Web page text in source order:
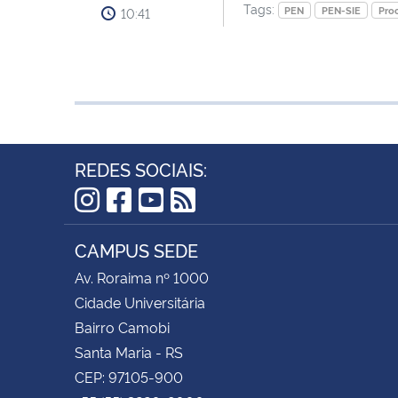
10:41
Tags:
PEN PEN-SIE
REDES SOCIAIS:
Instagram
Facebook
YouTube
RSS
CAMPUS SEDE
Av. Roraima nº 1000
Cidade Universitária
Bairro Camobi
Santa Maria - RS
CEP: 97105-900